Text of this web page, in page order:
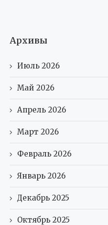
Архивы
Июль 2026
Май 2026
Апрель 2026
Март 2026
Февраль 2026
Январь 2026
Декабрь 2025
Октябрь 2025